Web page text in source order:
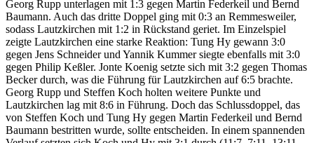
Georg Rupp unterlagen mit 1:3 gegen Martin Federkeil und Bernd
Baumann. Auch das dritte Doppel ging mit 0:3 an Remmesweiler,
sodass Lautzkirchen mit 1:2 in Rückstand geriet. Im Einzelspiel
zeigte Lautzkirchen eine starke Reaktion: Tung Hy gewann 3:0
gegen Jens Schneider und Yannik Kummer siegte ebenfalls mit 3:0
gegen Philip Keßler. Jonte Koenig setzte sich mit 3:2 gegen Thomas
Becker durch, was die Führung für Lautzkirchen auf 6:5 brachte.
Georg Rupp und Steffen Koch holten weitere Punkte und
Lautzkirchen lag mit 8:6 in Führung. Doch das Schlussdoppel, das
von Steffen Koch und Tung Hy gegen Martin Federkeil und Bernd
Baumann bestritten wurde, sollte entscheiden. In einem spannenden